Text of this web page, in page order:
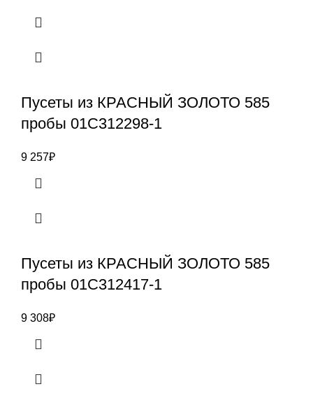
Пусеты из КРАСНЫЙ ЗОЛОТО 585
пробы 01С312298-1
9 257₽
Пусеты из КРАСНЫЙ ЗОЛОТО 585
пробы 01С312417-1
9 308₽